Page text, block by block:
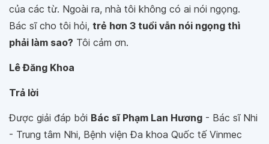
của các từ. Ngoài ra, nhà tôi không có ai nói ngọng.
Bác sĩ cho tôi hỏi, trẻ hơn 3 tuổi vẫn nói ngọng thì
phải làm sao? Tôi cảm ơn.
Lê Đăng Khoa
Trả lời
Được giải đáp bởi Bác sĩ Phạm Lan Hương - Bác sĩ Nhi
- Trung tâm Nhi, Bệnh viện Đa khoa Quốc tế Vinmec